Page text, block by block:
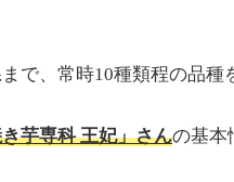
で、常時10種類程の品種
芋専科 王妃」さんの基本